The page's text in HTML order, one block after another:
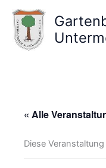
Inhalt
springen
« Alle
Diese